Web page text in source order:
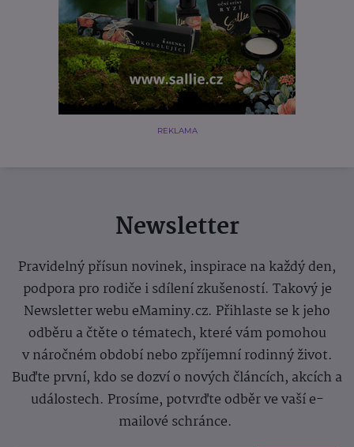
REKLAMA
Newsletter
Pravidelný přísun novinek, inspirace na každý den,
podpora pro rodiče i sdílení zkušeností. Takový je
Newsletter webu eMaminy.cz. Přihlaste se k jeho
odběru a čtěte o tématech, které vám pomohou
v náročném období nebo zpříjemní rodinný život.
Buďte první, kdo se dozví o nových článcích, akcích a
událostech. Prosíme, potvrďte odběr ve vaší e-
mailové schránce.